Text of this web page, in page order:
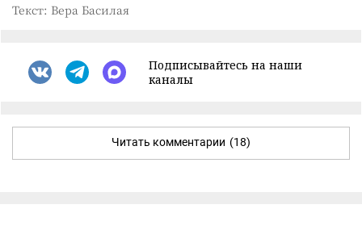
Текст: Вера Басилая
Подписывайтесь на наши
каналы
Читать комментарии (18)